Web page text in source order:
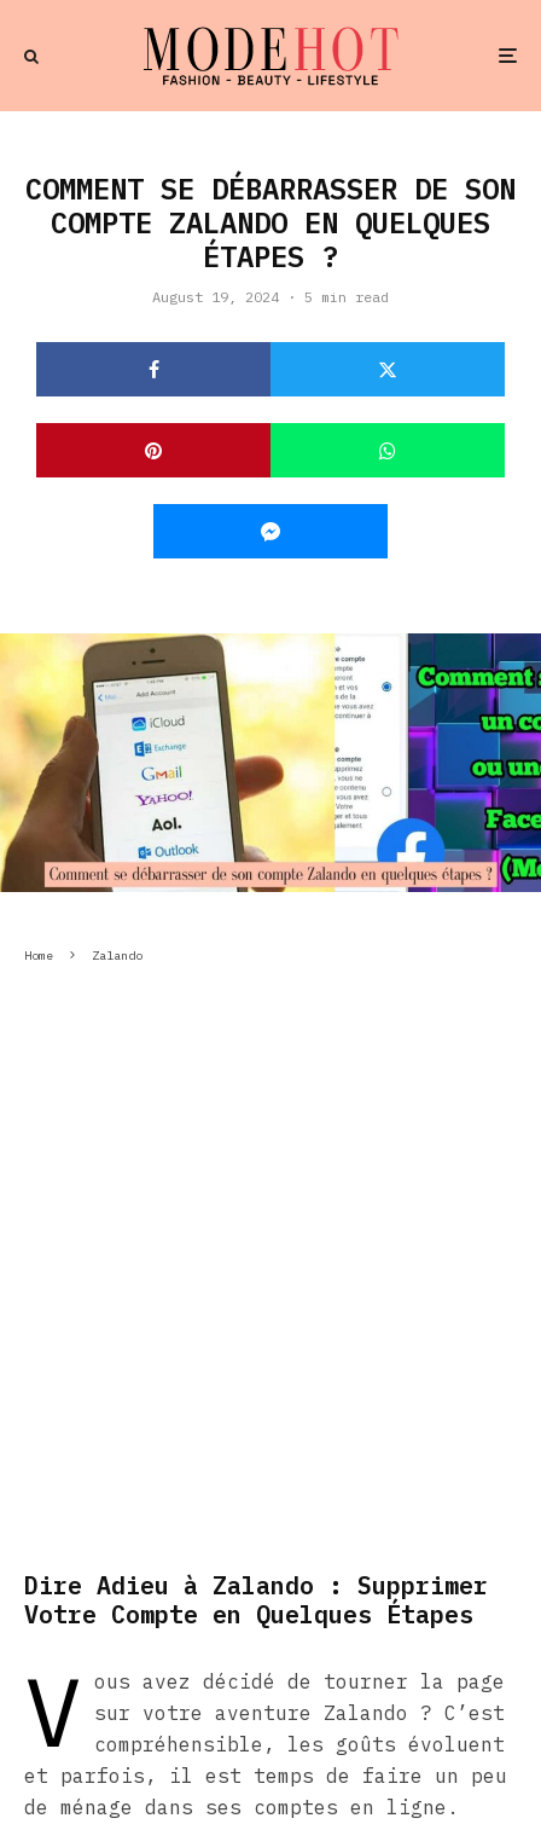
COMMENT SE DÉBARRASSER DE SON
COMPTE ZALANDO EN QUELQUES
ÉTAPES ?
August 19, 2024 · 5 min read
Home Zalando
Dire Adieu à Zalando : Supprimer
Votre Compte en Quelques Étapes
V
ous avez décidé de tourner la page
sur votre aventure Zalando ? C’est
compréhensible, les goûts évoluent
et parfois, il est temps de faire un peu
de ménage dans ses comptes en ligne.